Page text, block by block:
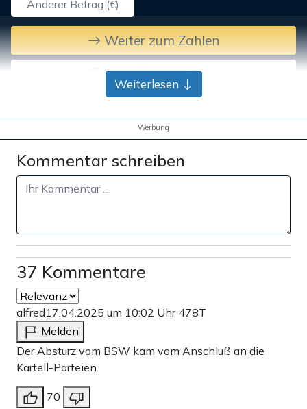
Weiter zum Zahlen
Bank-Überweisung
Weiterlesen
Werbung
Kommentar schreiben
37 Kommentare
alfred17.04.2025 um 10:02 Uhr 478T
Melden
Der Absturz vom BSW kam vom Anschluß an die
Kartell-Parteien.
70